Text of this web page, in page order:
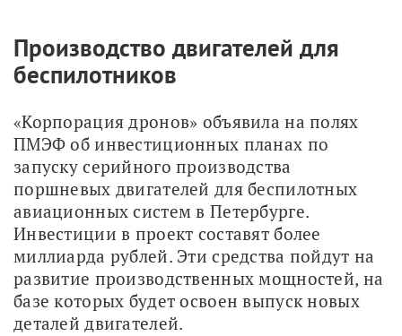
Производство двигателей для
беспилотников
«Корпорация дронов» объявила на полях
ПМЭФ об инвестиционных планах по
запуску серийного производства
поршневых двигателей для беспилотных
авиационных систем в Петербурге.
Инвестиции в проект составят более
миллиарда рублей. Эти средства пойдут на
развитие производственных мощностей, на
базе которых будет освоен выпуск новых
деталей двигателей.